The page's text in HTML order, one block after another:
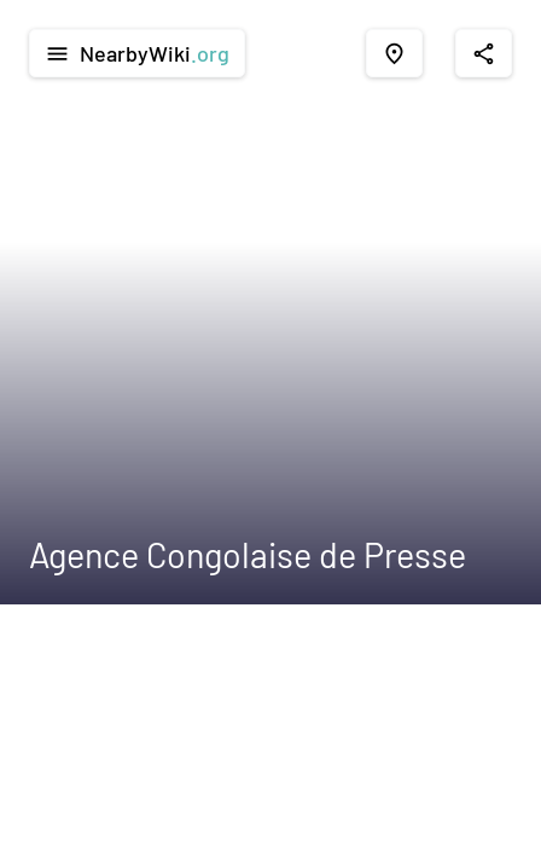
menu NearbyWiki .org place share
Agence Congolaise de Presse